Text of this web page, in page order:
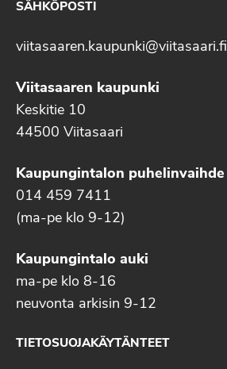
SÄHKÖPOSTI
viitasaaren.kaupunki@viitasaari.fi
Viitasaaren kaupunki
Keskitie 10
44500 Viitasaari
Kaupungintalon puhelinvaihde
014 459 7411
(ma-pe klo 9-12)
Kaupungintalo auki
ma-pe klo 8-16
neuvonta arkisin 9-12
TIETOSUOJAKÄYTÄNTEET